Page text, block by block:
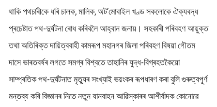
থাকি পথচাৰীকে ধৰি চালক, মালিক, অট’মোবাইল খণ্ড সকলোকে ঐক্যবদ্ধ
প্ৰচেষ্টাত পথ-দুৰ্ঘটনা ৰোধ কৰিবলৈ আহ্বান জনায়। সহকাৰী পৰিবহণ আয়ুক্ত
তথা অতিৰিক্ত দায়িত্ববাহী কামৰূপ মহানগৰ জিলা পৰিবহণ বিষয়া গৌতম
দাসে ভাৰতবৰ্ষৰ লগতে সমগ্ৰ বিশ্বতে তাহানিৰ যুদ্ধ-বিগ্ৰহতকৈয়ো
সাম্প্ৰতিক পথ-দুৰ্ঘটনাত মৃত্যুৰ সংখ্যাই ভয়ংকৰ ৰূপধাৰণ কৰা বুলি গুৰুত্বপূৰ্ণ
মন্তব্য কৰি বিজ্ঞানৰ নিতে নতুন যানবাহন আৱিস্কাৰৰ আশীৰ্বাদক কোনোৱে